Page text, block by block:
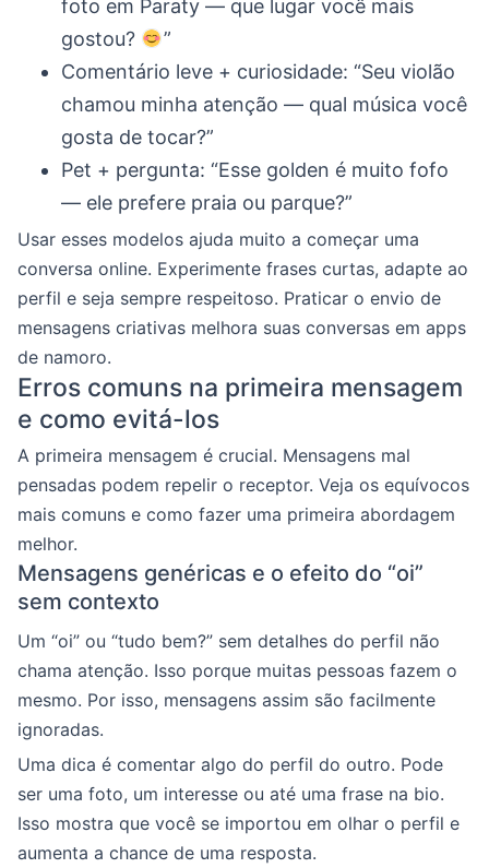
foto em Paraty — que lugar você mais
gostou?
”
Comentário leve + curiosidade: “Seu violão
chamou minha atenção — qual música você
gosta de tocar?”
Pet + pergunta: “Esse golden é muito fofo
— ele prefere praia ou parque?”
Usar esses modelos ajuda muito a começar uma
conversa online. Experimente frases curtas, adapte ao
perfil e seja sempre respeitoso. Praticar o envio de
mensagens criativas melhora suas conversas em apps
de namoro.
Erros comuns na primeira mensagem
e como evitá-los
A primeira mensagem é crucial. Mensagens mal
pensadas podem repelir o receptor. Veja os equívocos
mais comuns e como fazer uma primeira abordagem
melhor.
Mensagens genéricas e o efeito do “oi”
sem contexto
Um “oi” ou “tudo bem?” sem detalhes do perfil não
chama atenção. Isso porque muitas pessoas fazem o
mesmo. Por isso, mensagens assim são facilmente
ignoradas.
Uma dica é comentar algo do perfil do outro. Pode
ser uma foto, um interesse ou até uma frase na bio.
Isso mostra que você se importou em olhar o perfil e
aumenta a chance de uma resposta.